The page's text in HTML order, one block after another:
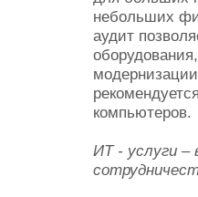
небольших
аудит
компьютеров.
ИТ - услуги –